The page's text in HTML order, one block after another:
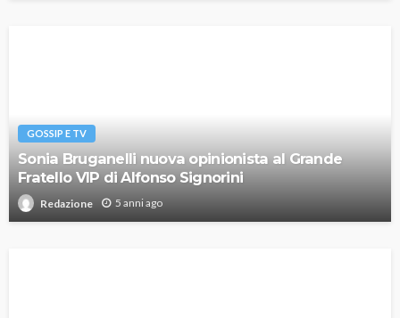
GOSSIP E TV
Sonia Bruganelli nuova opinionista al Grande
Fratello VIP di Alfonso Signorini
Redazione 5 anni ago